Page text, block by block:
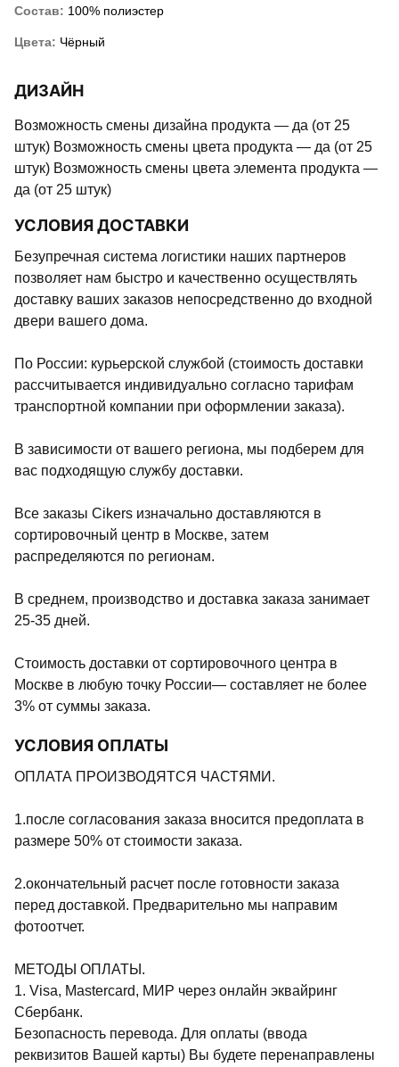
Состав: 100% полиэстер
Цвета: Чёрный
ДИЗАЙН
Возможность смены дизайна продукта — да (от 25
штук) Возможность смены цвета продукта — да (от 25
штук) Возможность смены цвета элемента продукта —
да (от 25 штук)
УСЛОВИЯ ДОСТАВКИ
Безупречная система логистики наших партнеров
позволяет нам быстро и качественно осуществлять
доставку ваших заказов непосредственно до входной
двери вашего дома.
По России: курьерской службой (стоимость доставки
рассчитывается индивидуально согласно тарифам
транспортной компании при оформлении заказа).
В зависимости от вашего региона, мы подберем для
вас подходящую службу доставки.
Все заказы Cikers изначально доставляются в
сортировочный центр в Москве, затем
распределяются по регионам.
В среднем, производство и доставка заказа занимает
25-35 дней.
Стоимость доставки от сортировочного центра в
Москве в любую точку России— составляет не более
3% от суммы заказа.
УСЛОВИЯ ОПЛАТЫ
ОПЛАТА ПРОИЗВОДЯТСЯ ЧАСТЯМИ.
1.после согласования заказа вносится предоплата в
размере 50% от стоимости заказа.
2.окончательный расчет после готовности заказа
перед доставкой. Предварительно мы направим
фотоотчет.
МЕТОДЫ ОПЛАТЫ.
1. Visa, Mastercard, МИР через онлайн эквайринг
Сбербанк.
Безопасность перевода. Для оплаты (ввода
реквизитов Вашей карты) Вы будете перенаправлены